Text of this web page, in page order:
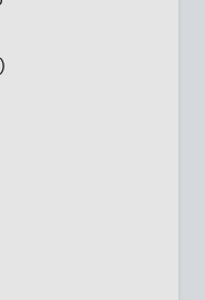
accetta che
in
privacy